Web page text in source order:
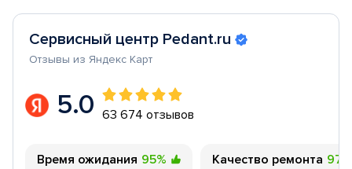
Сервисный центр Pedant.ru
Отзывы из Яндекс Карт
5.0 63 674 отзывов
Время ожидания 95% Качество ремонта 97%